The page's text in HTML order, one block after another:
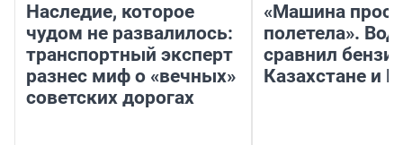
Наследие, которое
чудом не развалилось:
транспортный эксперт
разнес миф о «вечных»
советских дорогах
«Машина
полетела».
сравнил
Казахстане и